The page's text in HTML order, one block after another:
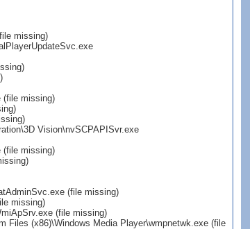
missing)
(file missing)
Vision\nvSCPAPISvr.exe
(file missing)
(file missing)
missing)
(file missing)
Files (x86)\Windows Media Player\wmpnetwk.exe (file